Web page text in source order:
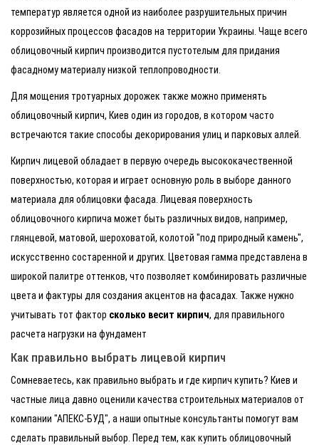
температур является одной из наиболее разрушительных причин
коррозийных процессов фасадов на территории Украины. Чаще всего
облицовочный кирпич производится пустотелым для придания
фасадному материалу низкой теплопроводности.
Для мощения тротуарных дорожек также можно применять
облицовочный кирпич, Киев один из городов, в котором часто
встречаются такие способы декорирования улиц и парковых аллей.
Кирпич лицевой обладает в первую очередь высококачественной
поверхностью, которая и играет основную роль в выборе данного
материала для облицовки фасада. Лицевая поверхность
облицовочного кирпича может быть различных видов, например,
глянцевой, матовой, шероховатой, колотой "под природный камень",
искусственно состаренной и других. Цветовая гамма представлена в
широкой палитре оттенков, что позволяет комбинировать различные
цвета и фактуры для создания акцентов на фасадах. Также нужно
учитывать тот фактор сколько весит кирпич, для правильного
расчета нагрузки на фундамент
Как правильно выбрать лицевой кирпич
Сомневаетесь, как правильно выбрать и где кирпич купить? Киев и
частные лица давно оценили качества строительных материалов от
компании "АПЕКС-БУД", а наши опытные консультанты помогут вам
сделать правильный выбор. Перед тем, как купить облицовочный